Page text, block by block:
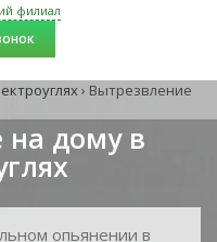
филиал
› Вытрезвление
на дому в
опьянении в